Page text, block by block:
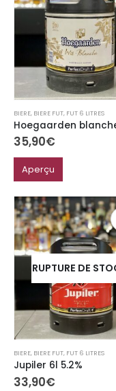
BIERE, BIERE FUT, FUT 6 LITRES
35,90€
Aperçu
RUPTURE DE
BIERE, BIERE FUT, FUT 6 LITRES
Jupiler 6l 5.2%
33,90€